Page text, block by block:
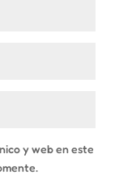
y web en este